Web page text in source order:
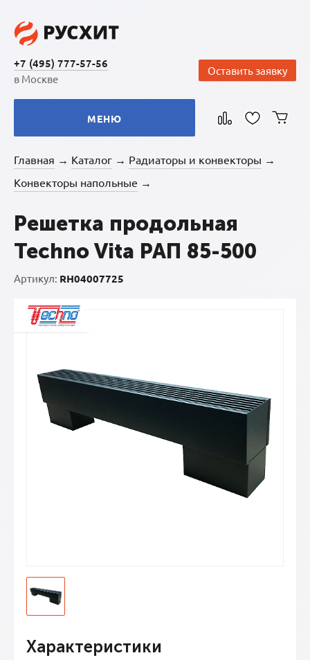
+7 (495) 777-57-56
в Москве
Оставить заявку
МЕНЮ
Главная → Каталог → Радиаторы и конвекторы →
Конвекторы напольные →
Решетка продольная
Techno Vita РАП 85-500
Артикул: RH04007725
Характеристики